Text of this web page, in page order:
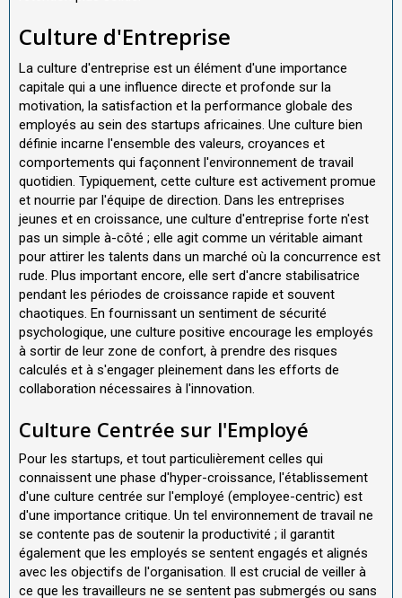
Culture d'Entreprise
La culture d'entreprise est un élément d'une importance
capitale qui a une influence directe et profonde sur la
motivation, la satisfaction et la performance globale des
employés au sein des startups africaines. Une culture bien
définie incarne l'ensemble des valeurs, croyances et
comportements qui façonnent l'environnement de travail
quotidien. Typiquement, cette culture est activement promue
et nourrie par l'équipe de direction. Dans les entreprises
jeunes et en croissance, une culture d'entreprise forte n'est
pas un simple à-côté ; elle agit comme un véritable aimant
pour attirer les talents dans un marché où la concurrence est
rude. Plus important encore, elle sert d'ancre stabilisatrice
pendant les périodes de croissance rapide et souvent
chaotiques. En fournissant un sentiment de sécurité
psychologique, une culture positive encourage les employés
à sortir de leur zone de confort, à prendre des risques
calculés et à s'engager pleinement dans les efforts de
collaboration nécessaires à l'innovation.
Culture Centrée sur l'Employé
Pour les startups, et tout particulièrement celles qui
connaissent une phase d'hyper-croissance, l'établissement
d'une culture centrée sur l'employé (employee-centric) est
d'une importance critique. Un tel environnement de travail ne
se contente pas de soutenir la productivité ; il garantit
également que les employés se sentent engagés et alignés
avec les objectifs de l'organisation. Il est crucial de veiller à
ce que les travailleurs ne se sentent pas submergés ou sans